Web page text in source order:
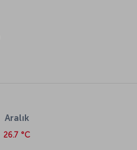
Aralık
26.7 °C